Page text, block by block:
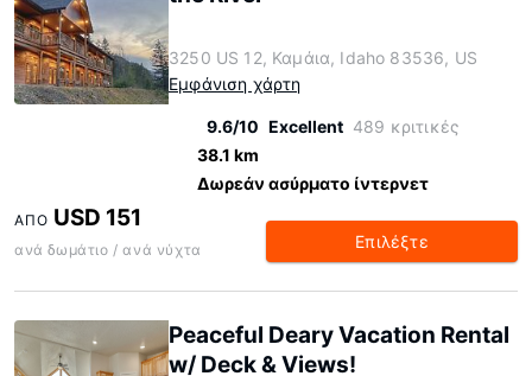
3250 US 12, Καμάια, Idaho 83536, US
Εμφάνιση χάρτη
9.6/10 Excellent 489 κριτικές
38.1 km
Δωρεάν ασύρματο ίντερνετ
ΑΠΌ USD 151
ανά δωμάτιο / ανά νύχτα Επιλέξτε
Peaceful Deary Vacation Rental
w/ Deck & Views!